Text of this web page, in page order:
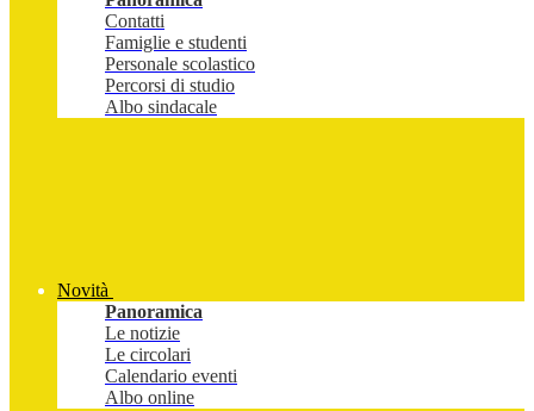
Contatti
Famiglie e studenti
Personale scolastico
Percorsi di studio
Albo sindacale
Novità
Panoramica
Le notizie
Le circolari
Calendario eventi
Albo online